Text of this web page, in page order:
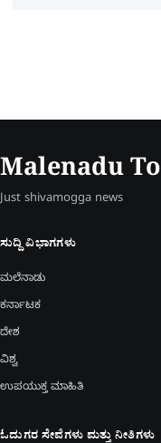
Malenadu
Just shivamogga news
ಸುದ್ದಿ ವಿಭಾಗಗಳು
ಮಲೆನಾಡು
ಕರ್ನಾಟಕ
ದೇಶ
ವಿಶ್ವ
ಉಪಯುಕ್ತ ಮಾಹಿತಿ
ಓದುಗರ ಸೇವೆಗಳು ಮತ್ತು ನೀತಿಗಳು